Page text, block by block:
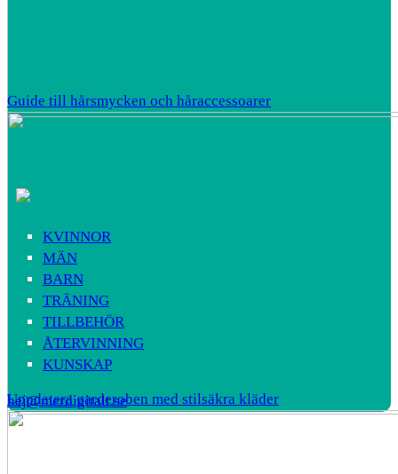
Guide till hårsmycken och håraccessoarer
Uppdatera garderoben med stilsäkra kläder
KVINNOR
MÄN
BARN
TRÄNING
TILLBEHÖR
ÅTERVINNING
KUNSKAP
hej@merdigitalt.se